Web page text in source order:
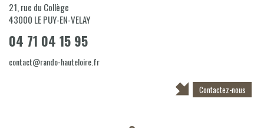
21, rue du Collège
43000 LE PUY-EN-VELAY
04 71 04 15 95
contact@rando-hauteloire.fr
Contactez-nous